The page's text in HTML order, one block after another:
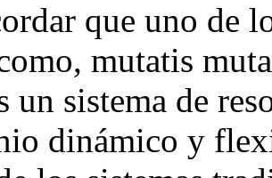
que uno de
mutatis
un sistema de
dinámico y